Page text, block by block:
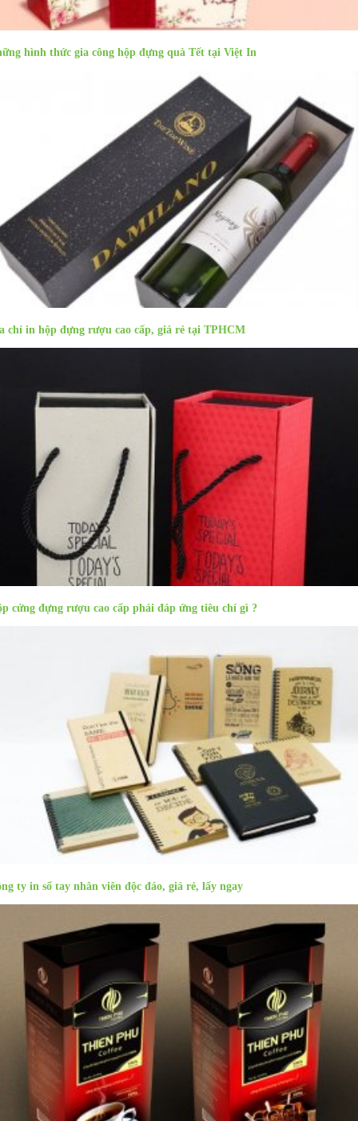
Sản phẩm cùng danh mục
hình thức gia công hộp đựng quà Tết tại Việt In
chỉ in hộp đựng rượu cao cấp, giá rẻ tại TPHCM
cứng đựng rượu cao cấp phải đáp ứng tiêu chí gì ?
ty in sổ tay nhân viên độc đáo, giá rẻ, lấy ngay